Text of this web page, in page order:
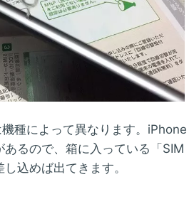
種によって異なります。iPhone
るので、箱に入っている「SIM
込めば出てきます。